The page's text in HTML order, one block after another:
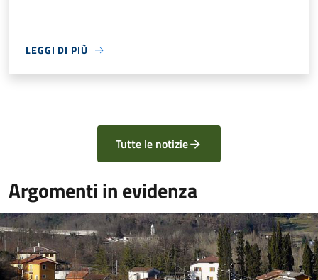
LEGGI DI PIÙ
Tutte le notizie
Argomenti in evidenza